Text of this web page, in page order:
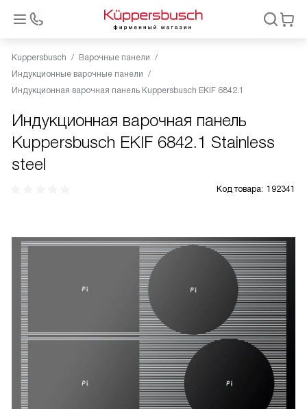
Kuppersbusch
Варочные панели
Индукционные варочные панели
Индукционная варочная панель Kuppersbusch EKIF 6842.1
Индукционная варочная панель
Kuppersbusch EKIF 6842.1 Stainless
steel
Код товара: 192341